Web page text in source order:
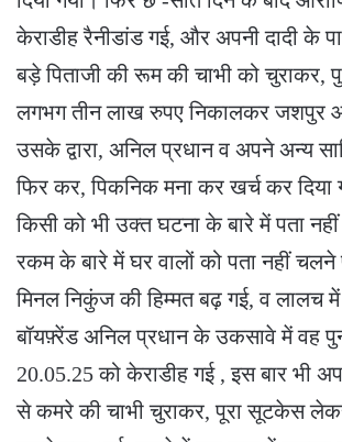
केराडीह रैनीडांड गई, और अपनी दादी के
बड़े पिताजी की रूम की चाभी को चुराकर,
लगभग तीन लाख रुपए निकालकर जशपुर
उसके द्वारा, अनिल प्रधान व अपने अन्य
फिर कर, पिकनिक मना कर खर्च कर दिया
किसी को भी उक्त घटना के बारे में पता
रकम के बारे में घर वालों को पता नहीं चलने
मिनल निकुंज की हिम्मत बढ़ गई, व
बॉयफ़्रेंड अनिल प्रधान के उकसावे में वह
20.05.25 को केराडीह गई , इस बार भी
से कमरे की चाभी चुराकर, पूरा सूटकेस